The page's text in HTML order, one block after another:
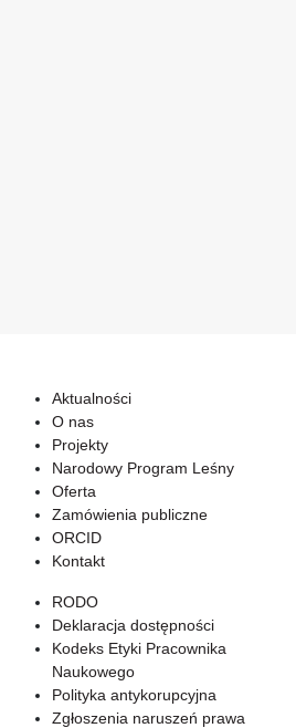
Aktualności
O nas
Projekty
Narodowy Program Leśny
Oferta
Zamówienia publiczne
ORCID
Kontakt
RODO
Deklaracja dostępności
Kodeks Etyki Pracownika
Naukowego
Polityka antykorupcyjna
Zgłoszenia naruszeń prawa